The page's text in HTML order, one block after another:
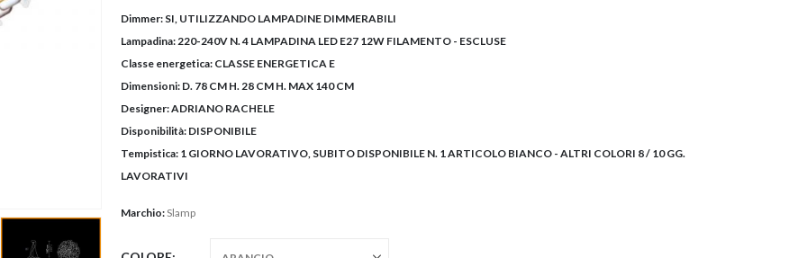
Dimmer: SI, UTILIZZANDO LAMPADINE DIMMERABILI
Lampadina: 220-240V N. 4 LAMPADINA LED E27 12W FILAMENTO - ESCLUSE
Classe energetica: CLASSE ENERGETICA E
Dimensioni: D. 78 CM H. 28 CM H. MAX 140 CM
Designer:ADRIANO RACHELE
Disponibilità: DISPONIBILE
Tempistica: 1 GIORNO LAVORATIVO, SUBITO DISPONIBILE N. 1 ARTICOLO BIANCO - ALTRI COLORI 8 / 10 GG.
LAVORATIVI
Marchio:Slamp